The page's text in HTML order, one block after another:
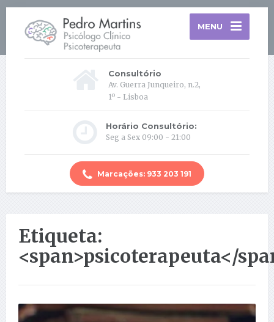
MENU
Consultório
Av. Guerra Junqueiro, n.2,
1º - Lisboa
Horário Consultório:
Seg a Sex 09:00 - 21:00
Marcações: 933 203 191
Etiqueta:
<span>psicoterapeuta</